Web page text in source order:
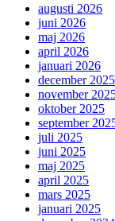
augusti 2026
juni 2026
maj 2026
april 2026
januari 2026
december 2025
november
oktober 2025
september
juli 2025
juni 2025
maj 2025
april 2025
mars 2025
januari 2025